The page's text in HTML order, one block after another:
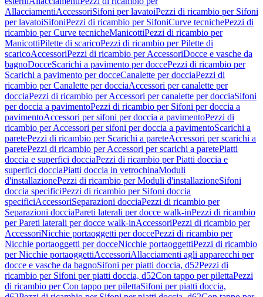
AllacciamentiAccessoriSifoni per lavatoiPezzi di ricambio per Sifoni
per lavatoiSifoniPezzi di ricambio per SifoniCurve tecnichePezzi di
ricambio per Curve tecnicheManicottiPezzi di ricambio per
ManicottiPilette di scaricoPezzi di ricambio per Pilette di
scaricoAccessoriPezzi di ricambio per AccessoriDocce e vasche da
bagnoDocceScarichi a pavimento per doccePezzi di ricambio per
Scarichi a pavimento per docceCanalette per docciaPezzi di
ricambio per Canalette per docciaAccessori per canalette per
docciaPezzi di ricambio per Accessori per canalette per docciaSifoni
per doccia a pavimentoPezzi di ricambio per Sifoni per doccia a
pavimentoAccessori per sifoni per doccia a pavimentoPezzi di
ricambio per Accessori per sifoni per doccia a pavimentoScarichi a
paretePezzi di ricambio per Scarichi a pareteAccessori per scarichi a
paretePezzi di ricambio per Accessori per scarichi a paretePiatti
doccia e superfici docciaPezzi di ricambio per Piatti doccia e
superfici docciaPiatti doccia in vetrochinaModuli
d'installazionePezzi di ricambio per Moduli d'installazioneSifoni
doccia specificiPezzi di ricambio per Sifoni doccia
specificiAccessoriSeparazioni docciaPezzi di ricambio per
Separazioni docciaPareti laterali per docce walk-inPezzi di ricambio
per Pareti laterali per docce walk-inAccessoriPezzi di ricambio per
AccessoriNicchie portaoggetti per doccePezzi di ricambio per
Nicchie portaoggetti per docceNicchie portaoggettiPezzi di ricambio
per Nicchie portaoggettiAccessoriAllacciamenti agli apparecchi per
docce e vasche da bagnoSifoni per piatti doccia, d52Pezzi di
ricambio per Sifoni per piatti doccia, d52Con tappo per pilettaPezzi
di ricambio per Con tappo per pilettaSifoni per piatti doccia,